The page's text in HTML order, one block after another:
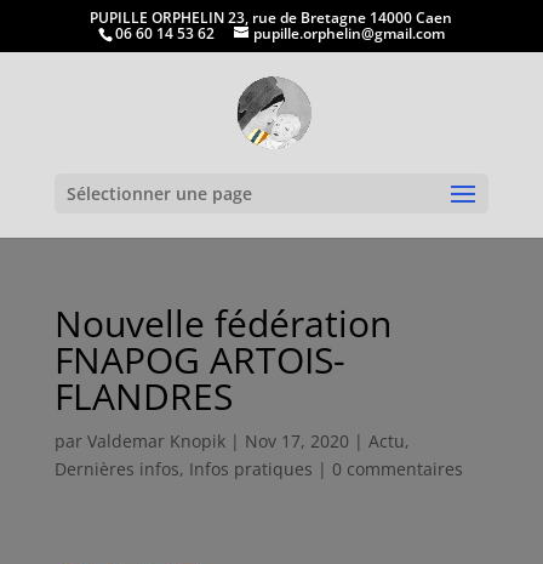
PUPILLE ORPHELIN 23, rue de Bretagne 14000 Caen
06 60 14 53 62 pupille.orphelin@gmail.com
Sélectionner une page
Nouvelle fédération
FNAPOG ARTOIS-
FLANDRES
par Valdemar Knopik| Nov 17, 2020 | Actu,
Dernières infos, Infos pratiques | 0 commentaires